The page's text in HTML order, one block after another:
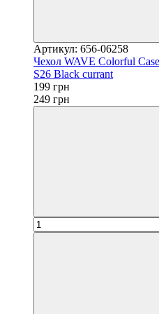
Артикул: 656-06258
Чехол WAVE Colorful
S26 Black currant
199 грн
249 грн